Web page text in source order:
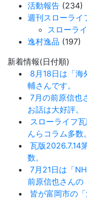
活動報告 (234)
週刊スローライ
スローラ
逸村逸品 (197)
新着情報(日付順)
8月18日は「海
輔さんです。
7月の前原信也
お話は大好評。
スローライフ
んらコラム多数。
瓦版2026.7.14
数。
7月21日は「
前原信也さんの
皆が富岡市の